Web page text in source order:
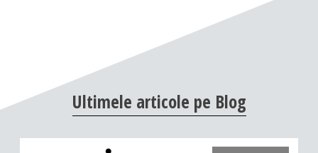
Ultimele articole pe Blog